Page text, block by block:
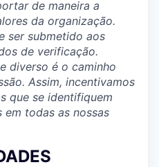
de maneira a
da organização.
ser submetido aos
de verificação.
diverso é o caminho
Assim, incentivamos
que se identifiquem
todas as nossas